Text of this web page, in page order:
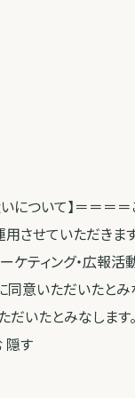
ついて】＝＝＝＝
させていただきます
ケティング・広報活
意いただいたとみ
だいたとみなします
隠す